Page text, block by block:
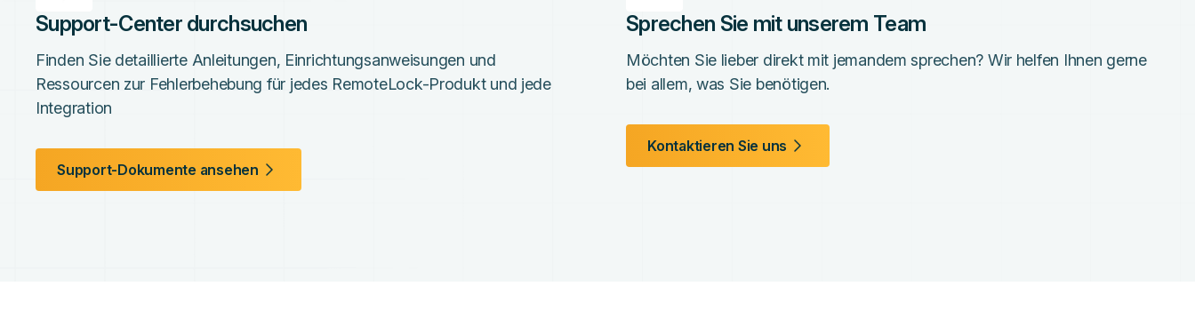
Support-Center durchsuchen
Finden Sie detaillierte Anleitungen, Einrichtungsanweisungen und
Ressourcen zur Fehlerbehebung für jedes RemoteLock-Produkt und jede
Integration
Support-Dokumente ansehen
Sprechen Sie mit unserem Team
Möchten Sie lieber direkt mit jemandem sprechen? Wir helfen Ihnen gerne
bei allem, was Sie benötigen.
Kontaktieren Sie uns